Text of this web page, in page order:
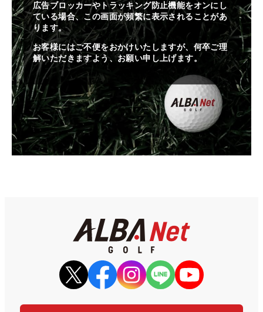
広告ブロッカーやトラッキング防止機能をオンにし
ている場合、この画面が頻繁に表示されることがあ
ります。
お客様にはご不便をおかけいたしますが、何卒ご理
解いただきますよう、お願い申し上げます。